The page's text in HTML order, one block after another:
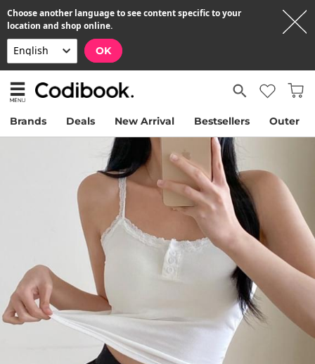
Choose another language to see content specific to your
location and shop online.
OK
Brands Deals New Arrival Bestsellers Outer